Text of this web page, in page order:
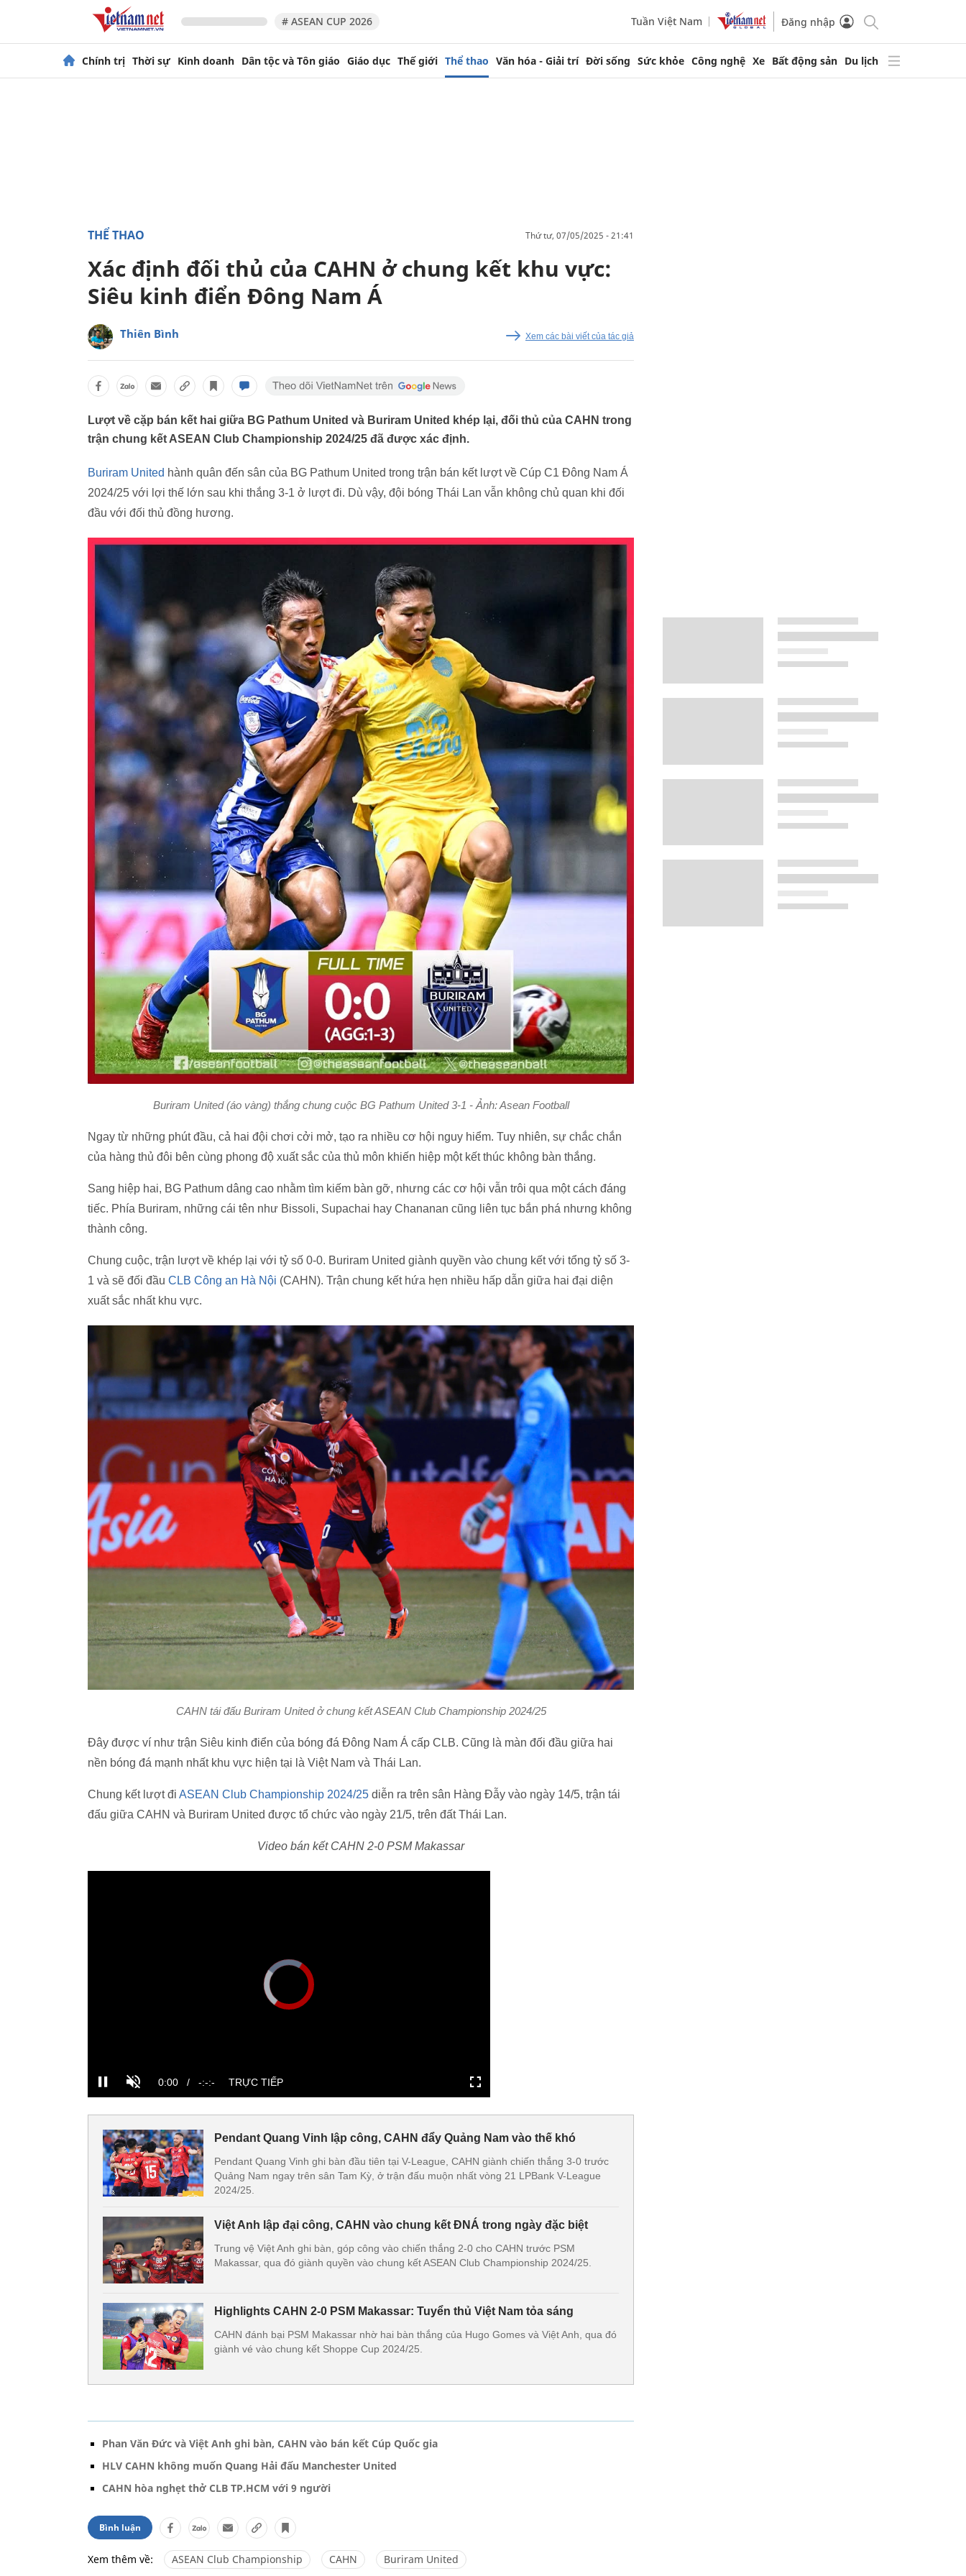
# ASEAN CUP 2026 Tuần Việt Nam Đăng nhập
Chính trị Thời sự Kinh doanh Dân tộc và Tôn giáo Giáo dục Thế giới Thể thao Văn hóa - Giải trí Đời sống Sức khỏe Công nghệ Xe Bất động sản Du lịch
THỂ THAO thứ tư, 07/05/2025 - 21:41
Xác định đối thủ của CAHN ở chung kết khu vực:
Siêu kinh điển Đông Nam Á
Thiên Bình Xem các bài viết của tác giả
Lượt về cặp bán kết hai giữa BG Pathum United và Buriram United khép lại, đối thủ của CAHN trong
trận chung kết ASEAN Club Championship 2024/25 đã được xác định.
Buriram United hành quân đến sân của BG Pathum United trong trận bán kết lượt về Cúp C1 Đông Nam Á
2024/25 với lợi thế lớn sau khi thắng 3-1 ở lượt đi. Dù vậy, đội bóng Thái Lan vẫn không chủ quan khi đối
đầu với đối thủ đồng hương.
Buriram United (áo vàng) thắng chung cuộc BG Pathum United 3-1 - Ảnh: Asean Football
Ngay từ những phút đầu, cả hai đội chơi cởi mở, tạo ra nhiều cơ hội nguy hiểm. Tuy nhiên, sự chắc chắn
của hàng thủ đôi bên cùng phong độ xuất sắc của thủ môn khiến hiệp một kết thúc không bàn thắng.
Sang hiệp hai, BG Pathum dâng cao nhằm tìm kiếm bàn gỡ, nhưng các cơ hội vẫn trôi qua một cách đáng
tiếc. Phía Buriram, những cái tên như Bissoli, Supachai hay Chananan cũng liên tục bắn phá nhưng không
thành công.
Chung cuộc, trận lượt về khép lại với tỷ số 0-0. Buriram United giành quyền vào chung kết với tổng tỷ số 3-
1 và sẽ đối đầu CLB Công an Hà Nội (CAHN). Trận chung kết hứa hẹn nhiều hấp dẫn giữa hai đại diện
xuất sắc nhất khu vực.
CAHN tái đấu Buriram United ở chung kết ASEAN Club Championship 2024/25
Đây được ví như trận Siêu kinh điển của bóng đá Đông Nam Á cấp CLB. Cũng là màn đối đầu giữa hai
nền bóng đá mạnh nhất khu vực hiện tại là Việt Nam và Thái Lan.
Chung kết lượt đi ASEAN Club Championship 2024/25 diễn ra trên sân Hàng Đẫy vào ngày 14/5, trận tái
đấu giữa CAHN và Buriram United được tổ chức vào ngày 21/5, trên đất Thái Lan.
Video bán kết CAHN 2-0 PSM Makassar
Pendant Quang Vinh lập công, CAHN đẩy Quảng Nam vào thế khó
Pendant Quang Vinh ghi bàn đầu tiên tại V-League, CAHN giành chiến thắng 3-0 trước
Quảng Nam ngay trên sân Tam Kỳ, ở trận đấu muộn nhất vòng 21 LPBank V-League
2024/25.
Việt Anh lập đại công, CAHN vào chung kết ĐNÁ trong ngày đặc biệt
Trung vệ Việt Anh ghi bàn, góp công vào chiến thắng 2-0 cho CAHN trước PSM
Makassar, qua đó giành quyền vào chung kết ASEAN Club Championship 2024/25.
Highlights CAHN 2-0 PSM Makassar: Tuyển thủ Việt Nam tỏa sáng
CAHN đánh bại PSM Makassar nhờ hai bàn thắng của Hugo Gomes và Việt Anh, qua đó
giành vé vào chung kết Shoppe Cup 2024/25.
Phan Văn Đức và Việt Anh ghi bàn, CAHN vào bán kết Cúp Quốc gia
HLV CAHN không muốn Quang Hải đấu Manchester United
CAHN hòa nghẹt thở CLB TP.HCM với 9 người
Bình luận
Xem thêm về: ASEAN Club Championship CAHN Buriram United